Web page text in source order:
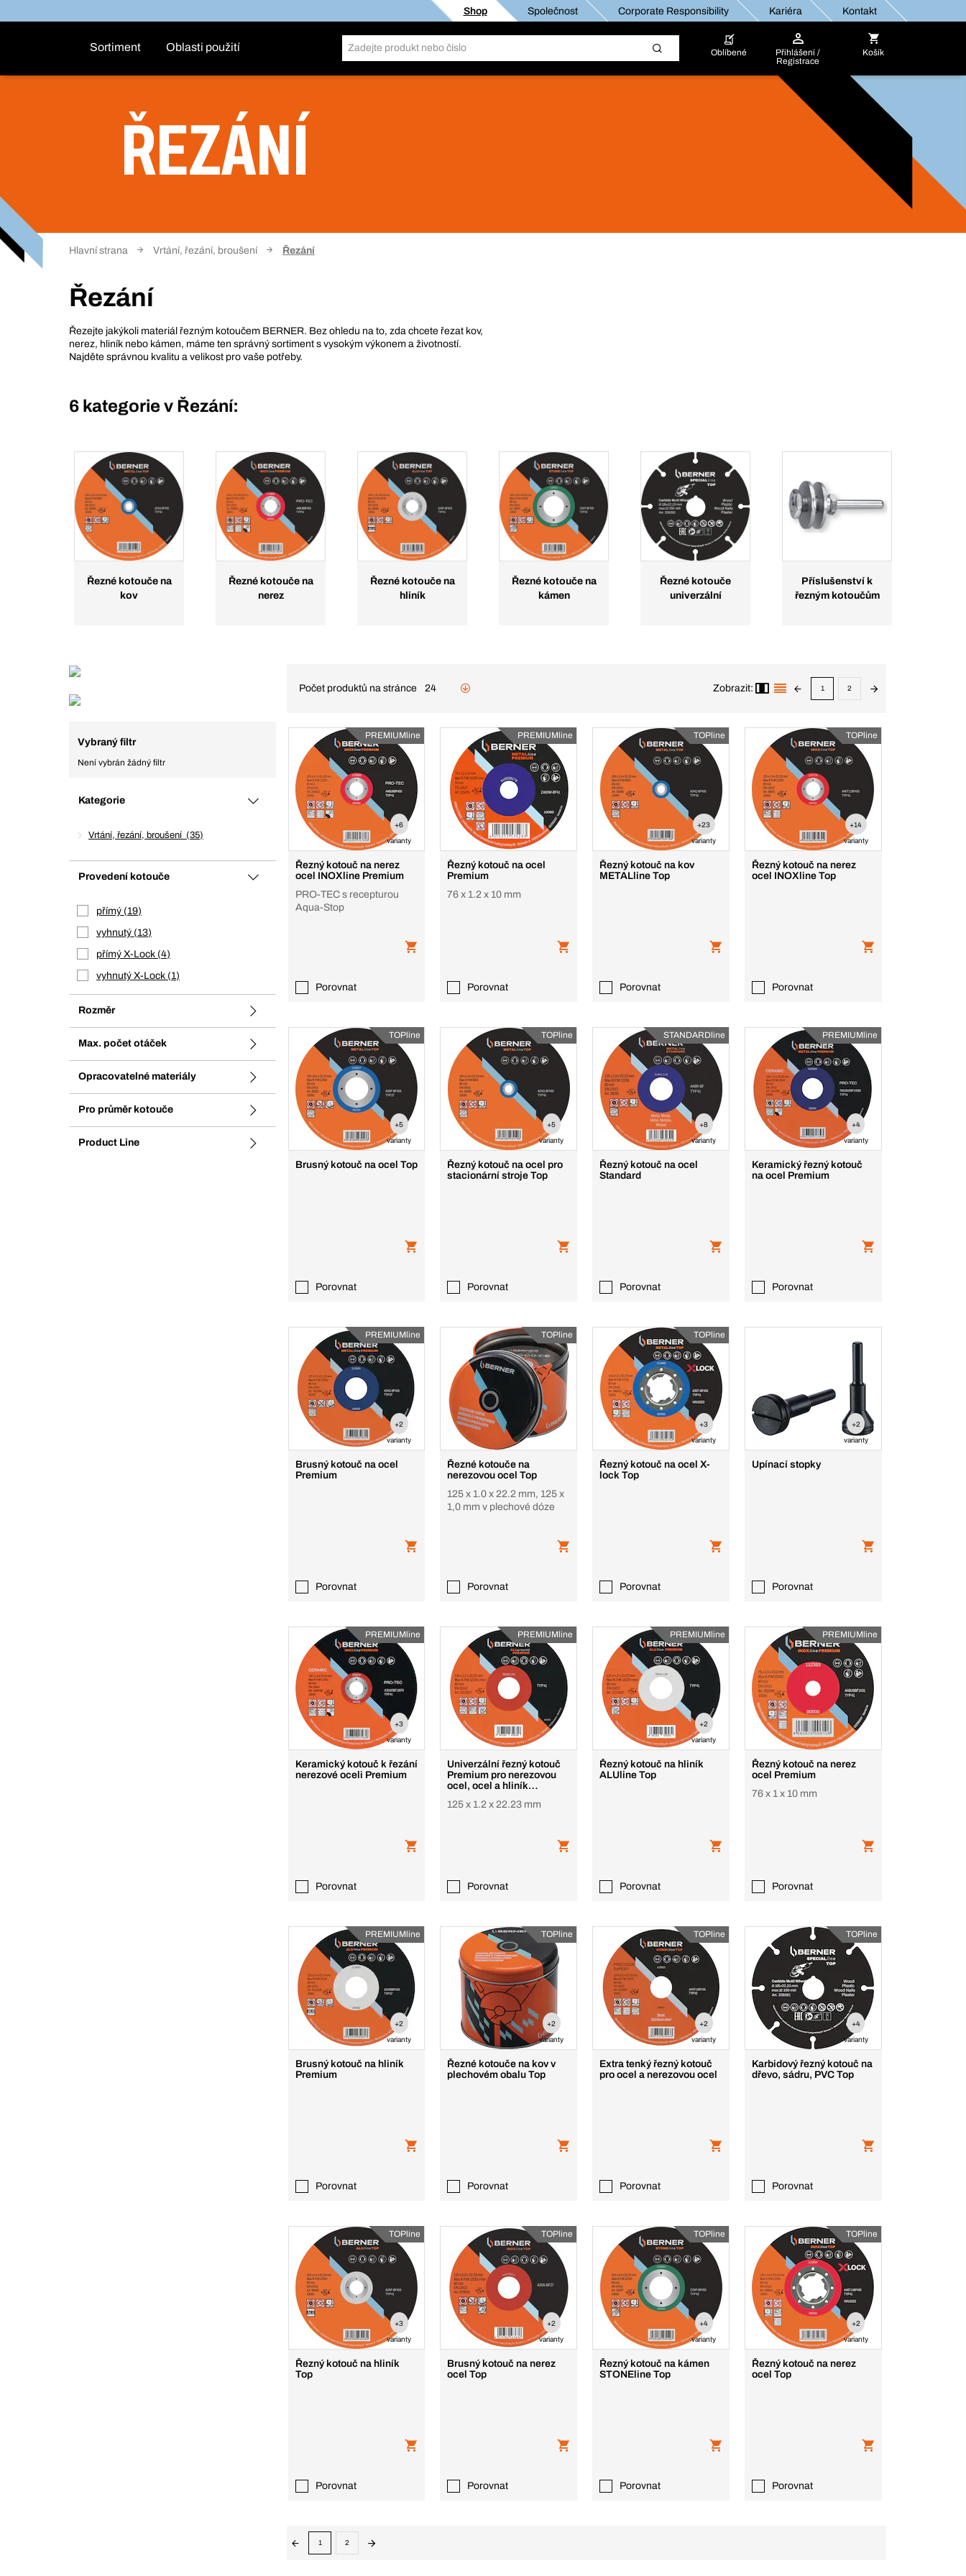
Shop Společnost Corporate Responsibility Kariéra Kontakt
Sortiment Oblasti použití Oblíbené
Přihlášení /
Registrace
Košík
ŘEZÁNÍ
Hlavní strana Vrtání, řezání, broušení Řezání
Řezání
Řezejte jakýkoli materiál řezným kotoučem BERNER. Bez ohledu na to, zda chcete řezat kov,
nerez, hliník nebo kámen, máme ten správný sortiment s vysokým výkonem a životností.
Najděte správnou kvalitu a velikost pro vaše potřeby.
6 kategorie v Řezání:
Řezné kotouče na
kov
Řezné kotouče na
nerez
Řezné kotouče na
hliník
Řezné kotouče na
kámen
Řezné kotouče
univerzální
Příslušenství k
řezným kotoučům
Vybraný filtr
Není vybrán žádný filtr
Kategorie
Vrtání, řezání, broušení 35
Provedení kotouče
přímý 19
vyhnutý 13
přímý X-Lock 4
vyhnutý X-Lock 1
Rozměr
Max. počet otáček
Opracovatelné materiály
Pro průměr kotouče
Product Line
Počet produktů na stránce 24 Zobrazit: 1 2
PREMIUMline
+6
varianty
Řezný kotouč na nerez
ocel INOXline Premium
PRO-TEC s recepturou
Aqua-Stop
Porovnat
PREMIUMline
Řezný kotouč na ocel
Premium
76 x 1.2 x 10 mm
Porovnat
TOPline
+23
varianty
Řezný kotouč na kov
METALline Top
Porovnat
TOPline
+14
varianty
Řezný kotouč na nerez
ocel INOXline Top
Porovnat
TOPline
+5
varianty
Brusný kotouč na ocel Top
Porovnat
TOPline
+5
varianty
Řezný kotouč na ocel pro
stacionární stroje Top
Porovnat
STANDARDline
+8
varianty
Řezný kotouč na ocel
Standard
Porovnat
PREMIUMline
+4
varianty
Keramický řezný kotouč
na ocel Premium
Porovnat
PREMIUMline
+2
varianty
Brusný kotouč na ocel
Premium
Porovnat
TOPline
Řezné kotouče na
nerezovou ocel Top
125 x 1.0 x 22.2 mm, 125 x
1,0 mm v plechové dóze
Porovnat
TOPline
+3
varianty
Řezný kotouč na ocel X-
lock Top
Porovnat
+2
varianty
Upínací stopky
Porovnat
PREMIUMline
+3
varianty
Keramický kotouč k řezání
nerezové oceli Premium
Porovnat
PREMIUMline
Univerzální řezný kotouč
Premium pro nerezovou
ocel, ocel a hliník
125 x 1.2 x 22.23 mm
Porovnat
PREMIUMline
+2
varianty
Řezný kotouč na hliník
ALUline Top
Porovnat
PREMIUMline
Řezný kotouč na nerez
ocel Premium
76 x 1 x 10 mm
Porovnat
PREMIUMline
+2
varianty
Brusný kotouč na hliník
Premium
Porovnat
TOPline
+2
varianty
Řezné kotouče na kov v
plechovém obalu Top
Porovnat
TOPline
+2
varianty
Extra tenký řezný kotouč
pro ocel a nerezovou ocel
Porovnat
TOPline
+4
varianty
Karbidový řezný kotouč na
dřevo, sádru, PVC Top
Porovnat
TOPline
+3
varianty
Řezný kotouč na hliník
Top
Porovnat
TOPline
+2
varianty
Brusný kotouč na nerez
ocel Top
Porovnat
TOPline
+4
varianty
Řezný kotouč na kámen
STONEline Top
Porovnat
TOPline
+2
varianty
Řezný kotouč na nerez
ocel Top
Porovnat
1 2